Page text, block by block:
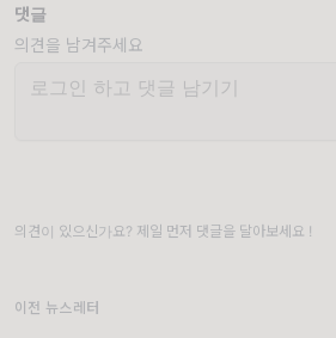
댓글
의견을 남겨주세요
의견이 있으신가요? 제일 먼저 댓글을 달아보세요 !
이전 뉴스레터